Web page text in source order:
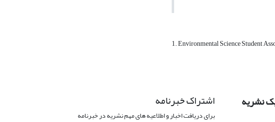
1. Environmental Science Student
نشریه اشتراک خبرنامه
برای دریافت اخبار و اطلاعیه های مهم نشریه در خبرنامه